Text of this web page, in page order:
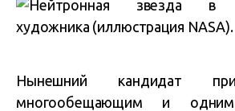
Нынешний кандидат
многообещающим и